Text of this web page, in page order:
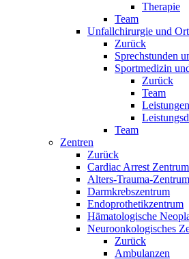
Therapie
Team
Unfallchirurgie und
Zurück
Sprechstunden
Sportmedizin
Zurück
Team
Leistungen
Team
Zentren
Zurück
Cardiac Arrest
Alters-Trauma-Zentrum
Darmkrebszentrum
Endoprothetikzentrum
Hämatologische
Neuroonkologisches
Zurück
Ambulanzen